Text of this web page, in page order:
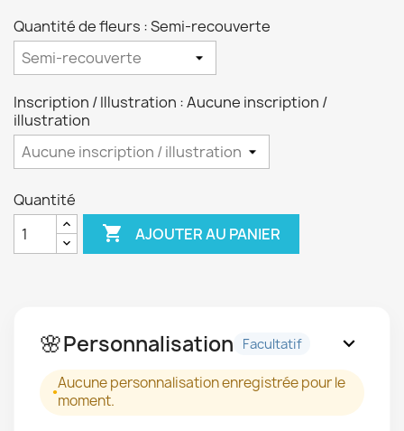
Quantité de fleurs : Semi-recouverte
Inscription / Illustration : Aucune inscription /
illustration
Quantité
 AJOUTER AU PANIER
🌸Personnalisation Facultatif expand_more
Aucune personnalisation enregistrée pour le
moment.